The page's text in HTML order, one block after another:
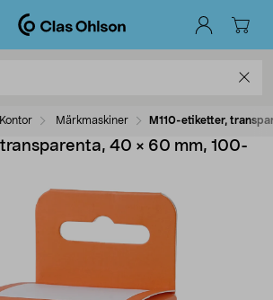
Kontor Märkmaskiner M110-etiketter,
transparenta, 40 × 60 mm, 100-